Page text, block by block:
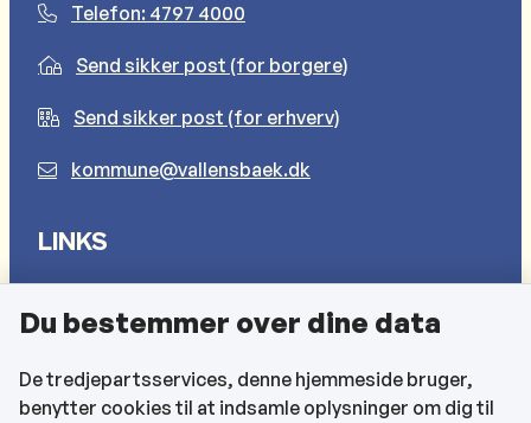
Telefon: 4797 4000
Send sikker post (for borgere)
Send sikker post (for erhverv)
kommune@vallensbaek.dk
LINKS
Cookies
Find EAN-numre
CVR og bankoplysninger
Du bestemmer over dine data
De tredjepartsservices, denne hjemmeside bruger,
benytter cookies til at indsamle oplysninger om dig til